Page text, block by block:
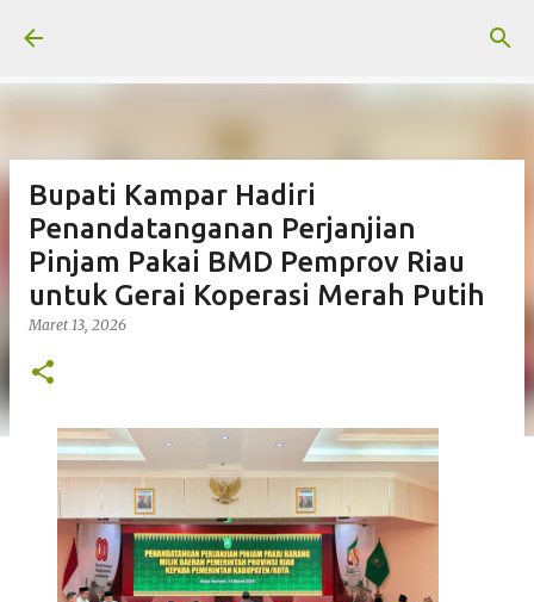
Bupati Kampar Hadiri
Penandatanganan Perjanjian
Pinjam Pakai BMD Pemprov Riau
untuk Gerai Koperasi Merah Putih
Maret 13, 2026